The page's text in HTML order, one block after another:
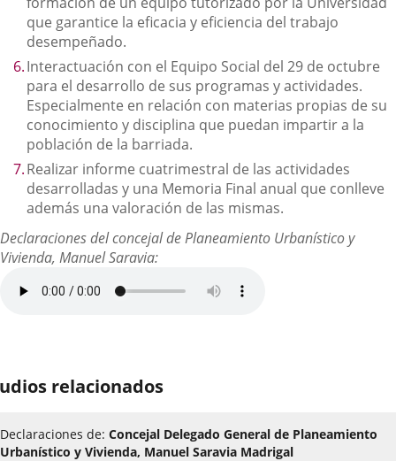
que garantice la eficacia y eficiencia del trabajo
desempeñado.
Interactuación con el Equipo Social del 29 de octubre
para el desarrollo de sus programas y actividades.
Especialmente en relación con materias propias de su
conocimiento y disciplina que puedan impartir a la
población de la barriada.
Realizar informe cuatrimestral de las actividades
desarrolladas y una Memoria Final anual que conlleve
además una valoración de las mismas.
Declaraciones del concejal de Planeamiento Urbanístico y
Vivienda, Manuel Saravia:
relacionados
Declaraciones de: Concejal Delegado General de Planeamiento
Urbanístico y Vivienda, Manuel Saravia Madrigal